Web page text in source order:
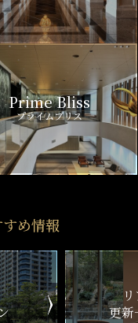
Prime Bliss
プライムブリス
め情報
新